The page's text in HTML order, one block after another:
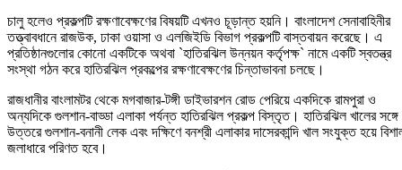
চালু হলেও প্রকল্পটি রক্ষণাবেক্ষণের বিষয়টি এখনও চূড়ান্ত হয়নি। বাংলাদেশ সেনাবাহিনীর
তত্ত্বাবধানে রাজউক, ঢাকা ওয়াসা ও এলজিইডি বিভাগ প্রকল্পটি বাস্তবায়ন করেছে। এ
প্রতিষ্ঠানগুলোর কোনো একটিকে অথবা `হাতিরঝিল উন্নয়ন কর্তৃপক্ষ` নামে একটি স্বতন্ত্র
সংস্থা গঠন করে হাতিরঝিল প্রকল্পের রক্ষণাবেক্ষণের চিন্তাভাবনা চলছে।
রাজধানীর বাংলামটর থেকে মগবাজার-টঙ্গী ডাইভারশন রোড পেরিয়ে একদিকে রামপুরা ও
অন্যদিকে গুলশান-বাড্ডা এলাকা পর্যন্ত হাতিরঝিল প্রকল্প বিস্তৃত। হাতিরঝিল খালের সঙ্গে
উত্তরে গুলশান-বনানী লেক এবং দক্ষিণে বনশ্রী এলাকার দাসেরকান্দি খাল সংযুক্ত হয়ে
জলাধারে পরিণত হবে।